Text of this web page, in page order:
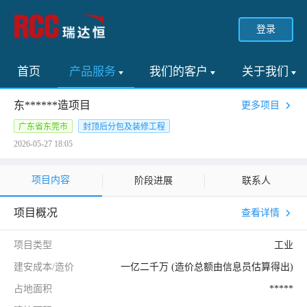
登录
首页 产品服务 我们的客户 关于我们
东******造项目 更多项目
广东省东莞市
封顶后分包及装修工程
2026-05-27 18:05
项目内容 阶段进展 联系人
项目概况 查看详情
项目类型 工业
建安成本/造价 一亿二千万 (造价总额由信息员估算得出)
占地面积 *****